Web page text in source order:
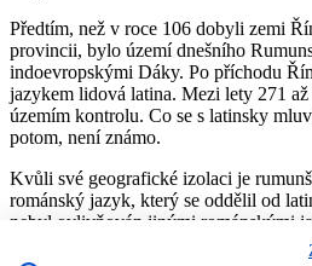
Předtím, než v roce 106 dobyli zemi
provincii, bylo území dnešního
indoevropskými Dáky. Po příchodu
jazykem lidová latina. Mezi lety 271
územím kontrolu. Co se s latinsky
potom, není známo.
Kvůli své geografické izolaci je
románský jazyk, který se oddělil od
nebyl ovlivňován jinými románskými